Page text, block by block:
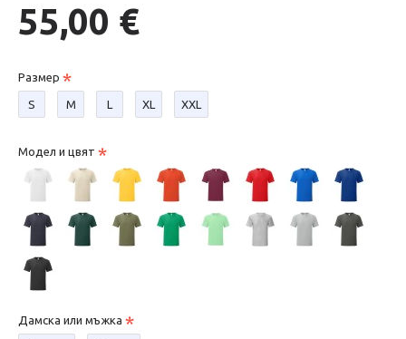
55,00 €
Размер
S М L XL XXL
Модел и цвят
Дамска или мъжка